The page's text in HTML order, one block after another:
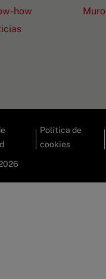
how
Política de
cookies